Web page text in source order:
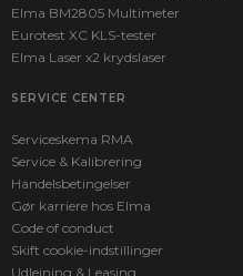
Elma BM2805 Multimeter
Eurotest XC KLS-tester
Elma Laser x2 krydslaser
SERVICE CENTER
Serviceskema RMA
Service & Kalibrering
Handelsbetingelser
Gør karriere hos Elma
Code of conduct
Skift cookie-indstillinger
Udlejning & Leasing